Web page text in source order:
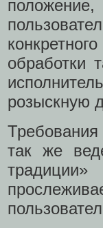
обработки
розыскную
так же